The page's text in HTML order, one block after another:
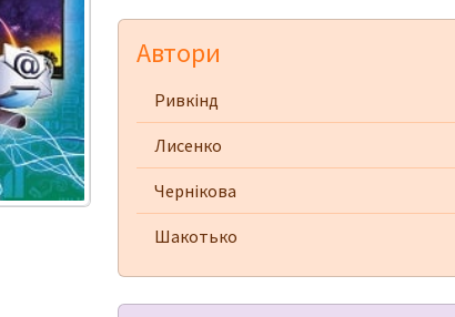
Автори
Ривкінд
Лисенко
Чернікова
Шакотько